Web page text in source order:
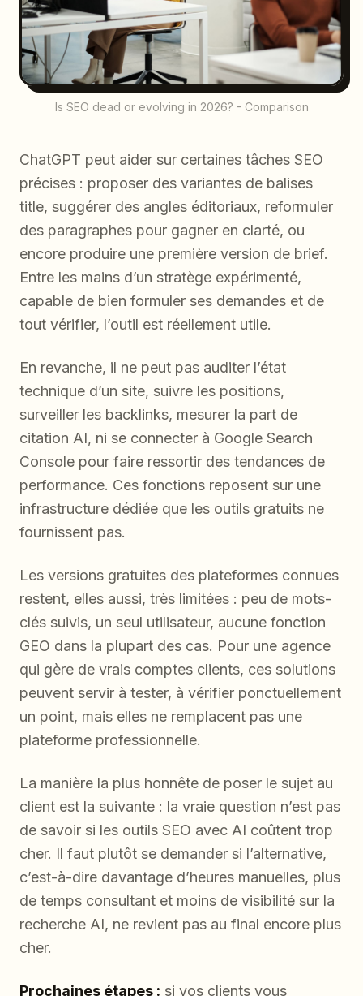
Is SEO dead or evolving in 2026? - Comparison
ChatGPT peut aider sur certaines tâches SEO
précises : proposer des variantes de balises
title, suggérer des angles éditoriaux, reformuler
des paragraphes pour gagner en clarté, ou
encore produire une première version de brief.
Entre les mains d’un stratège expérimenté,
capable de bien formuler ses demandes et de
tout vérifier, l’outil est réellement utile.
En revanche, il ne peut pas auditer l’état
technique d’un site, suivre les positions,
surveiller les backlinks, mesurer la part de
citation AI, ni se connecter à Google Search
Console pour faire ressortir des tendances de
performance. Ces fonctions reposent sur une
infrastructure dédiée que les outils gratuits ne
fournissent pas.
Les versions gratuites des plateformes connues
restent, elles aussi, très limitées : peu de mots-
clés suivis, un seul utilisateur, aucune fonction
GEO dans la plupart des cas. Pour une agence
qui gère de vrais comptes clients, ces solutions
peuvent servir à tester, à vérifier ponctuellement
un point, mais elles ne remplacent pas une
plateforme professionnelle.
La manière la plus honnête de poser le sujet au
client est la suivante : la vraie question n’est pas
de savoir si les outils SEO avec AI coûtent trop
cher. Il faut plutôt se demander si l’alternative,
c’est-à-dire davantage d’heures manuelles, plus
de temps consultant et moins de visibilité sur la
recherche AI, ne revient pas au final encore plus
cher.
Prochaines étapes : si vos clients vous